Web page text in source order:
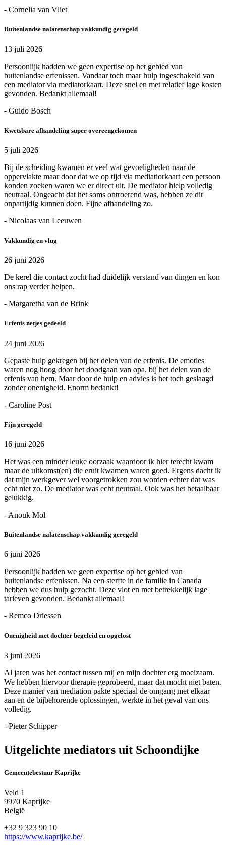
- Cornelia van Vliet
Buitenlandse nalatenschap vakkundig geregeld
13 juli 2026
Persoonlijk hadden we geen expertise op het gebied van
buitenlandse erfenissen. Vandaar toch maar hulp ingeschakeld van
een mediator via mediatorkaart. Deze snel en met relatief lage kosten
gevonden. Bedankt allemaal!
- Guido Bosch
Kwetsbare afhandeling super overeengekomen
5 juli 2026
Bij de scheiding kwamen er veel wat gevoeligheden naar de
oppervlakte maar door dat we op tijd via mediatiorkaart een persoon
konden zoeken waren we er direct uit. De mediator hielp volledig
neutraal. Ongeacht dat het soms ontroerend was, hebben ze dit
onpartijdig kunnen doen. Fijne afhandeling zo.
- Nicolaas van Leeuwen
Vakkundig en vlug
26 juni 2026
De kerel die contact zocht had duidelijk verstand van dingen en kon
ons rap verder helpen.
- Margaretha van de Brink
Erfenis netjes gedeeld
24 juni 2026
Gepaste hulp gekregen bij het delen van de erfenis. De emoties
waren nog hoog door het doodgaan van opa, bij het delen van de
erfenis van hem. Maar door de hulp en advies is het toch geslaagd
zonder onenigheid. Enorm bedankt!
- Caroline Post
Fijn geregeld
16 juni 2026
Het was een minder leuke oorzaak waardoor ik hier terecht kwam
maar de uitkomst(en) die eruit kwamen waren goed. Ergens dacht ik
dat mijn werkgever wel voorgetrokken zou worden echter dat was
echt niet zo. De mediator was echt neutraal. Ook was het betaalbaar
gelukkig.
- Anouk Mol
Buitenlandse nalatenschap vakkundig geregeld
6 juni 2026
Persoonlijk hadden we geen expertise op het gebied van
buitenlandse erfenissen. Na een sterfte in de familie in Canada
hebben we dus hulp gezocht. Deze vlot en met betrekkelijk lage
tarieven gevonden. Bedankt allemaal!
- Remco Driessen
Onenigheid met dochter begeleid en opgelost
3 juni 2026
Al jaren was het contact tussen mij en mijn dochter erg moeizaam.
We hebben hiervoor therapie geprobeerd, maar dat mocht niet baten.
Deze manier van mediation pakte speciaal de omgang met elkaar
aan en de bijbehorende oplossingen, werkte in het geval van ons
volledig.
- Pieter Schipper
Uitgelichte mediators uit Schoondijke
Gemeentebestuur Kaprijke
Veld 1
9970 Kaprijke
België
+32 9 323 90 10
https://www.kaprijke.be/